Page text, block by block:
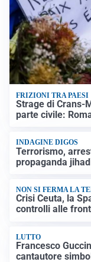
FRIZIONI TRA PAESI
Strage di Crans-
parte civile:
INDAGINE DIGOS
Terrorismo,
propaganda
NON SI FERMA LA
Crisi Ceuta, la
controlli alle
LUTTO
Francesco
cantautore